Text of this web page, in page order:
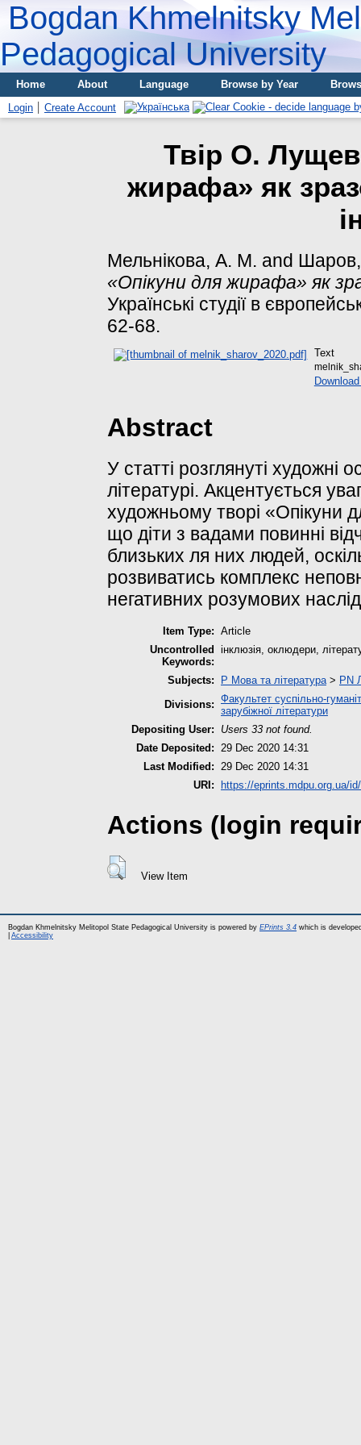
Bogdan Khmelnitsky
Pedagogical University
Home About Language Browse by Year
Login
Create Account
Твір О.
жирафа» як
Мельнікова, А. М. and
«Опікуни для жирафа» як
Українські студії в
62-68.
Text
Abstract
У статті розглянуті художні
літературі. Акцентується
художньому творі
що діти з вадами повинні
близьких ля них людей,
розвиватись комплекс
негативних розумових
Item Type: Article
Uncontrolled
Keywords:
інклюзія, оклюдери,
Subjects: P Мова та література> PN
Divisions: Факультет суспільно-
зарубіжної літератури
Depositing User:
Users 33 not found.
Date Deposited: 29 Dec 2020 14:31
Last Modified: 29 Dec 2020 14:31
URI:
https://eprints.mdpu.org.ua/
Actions (login
View Item
Bogdan Khmelnitsky Melitopol State Pedagogical University is powered by EPrints 3.4 which is
Accessibility